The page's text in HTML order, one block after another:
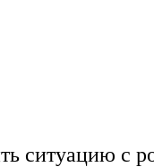
ситуацию с